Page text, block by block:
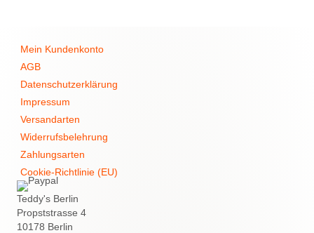
Mein Kundenkonto
AGB
Datenschutzerklärung
Impressum
Versandarten
Widerrufsbelehrung
Zahlungsarten
Cookie-Richtlinie (EU)
Teddy's Berlin
Propststrasse 4
10178 Berlin